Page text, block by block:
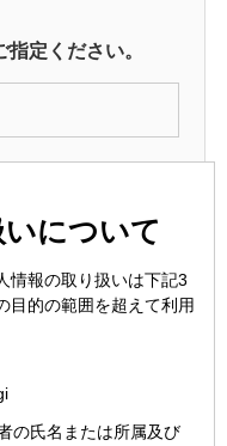
採用情報 お問い合わせ
定ください。
について
情報の取り扱いは下記3
目的の範囲を超えて利用
の氏名または所属及び